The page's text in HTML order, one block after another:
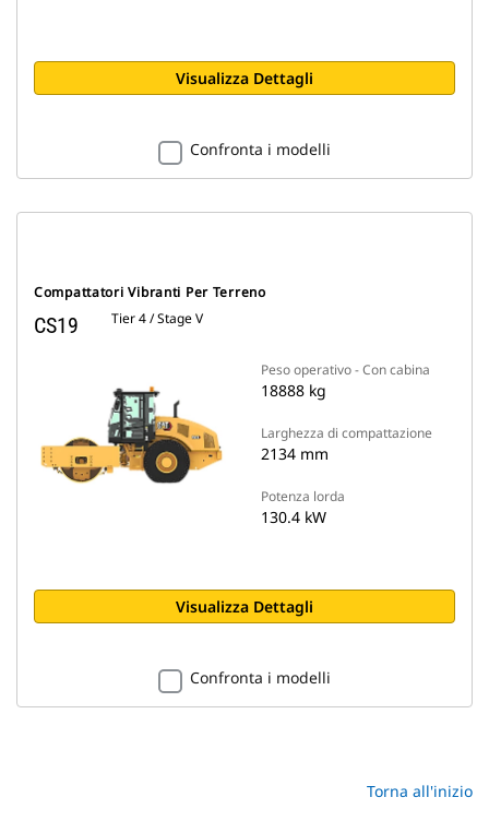
Visualizza Dettagli
Confronta i modelli
Compattatori Vibranti Per Terreno
CS19 Tier 4 / Stage V
Peso operativo - Con cabina
18888 kg
Larghezza di compattazione
2134 mm
Potenza lorda
130.4 kW
Visualizza Dettagli
Confronta i modelli
Torna all'inizio